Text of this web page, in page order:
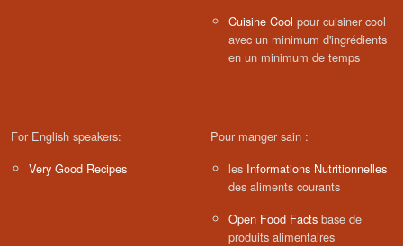
Cuisine Cool pour cuisiner cool
avec un minimum d'ingrédients
en un minimum de temps
For English speakers:
Very Good Recipes
Pour manger sain :
les Informations Nutritionnelles
des aliments courants
Open Food Facts base de
produits alimentaires